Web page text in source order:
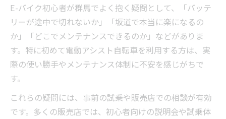
E-バイク初心者が群馬でよく抱く疑問として、「バッテ
リーが途中で切れないか」「坂道で本当に楽になるの
か」「どこでメンテナンスできるのか」などがありま
す。特に初めて電動アシスト自転車を利用する方は、実
際の使い勝手やメンテナンス体制に不安を感じがちで
す。
これらの疑問には、事前の試乗や販売店での相談が有効
です。多くの販売店では、初心者向けの説明会や試乗体